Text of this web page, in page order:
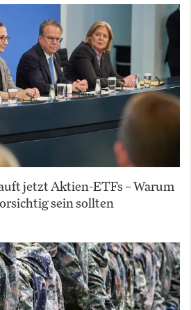
jetzt Aktien-ETFs – Warum
sein sollten